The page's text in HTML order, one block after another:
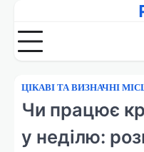
вмісту
ЦІКАВІ ТА ВИЗНАЧНІ
Чи працює
у неділю: